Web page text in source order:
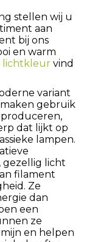
stellen wij u
aan
bij ons
en warm
lichtkleur vind
variant
gebruik
dat lijkt op
lampen.
gezellig licht
filament
Ze
dan
een
ze
en helpen